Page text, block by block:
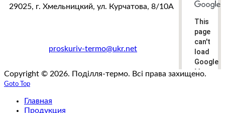
29025, г. Хмельницкий, ул. Курчатова, 8/10А
proskuriv-termo@ukr.net
This
page
can't
load
Google
Maps
Copyright © 2026. Поділля-термо. Всі права захищено.
Goto Top
Главная
Продукция